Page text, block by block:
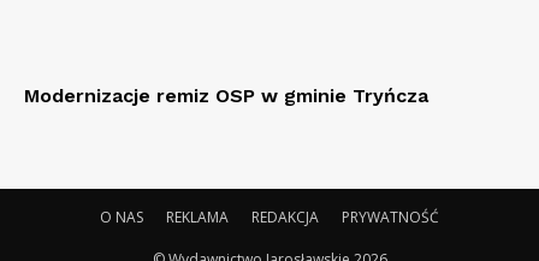
Modernizacje remiz OSP w gminie Tryńcza
O NAS REKLAMA REDAKCJA PRYWATNOŚĆ